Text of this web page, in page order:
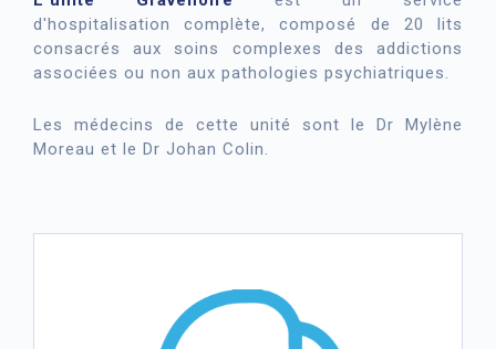
d'hospitalisation complète, composé de 20 lits
consacrés aux soins complexes des addictions
associées ou non aux pathologies psychiatriques.
Les médecins de cette unité sont le Dr Mylène
Moreau et le Dr Johan Colin.